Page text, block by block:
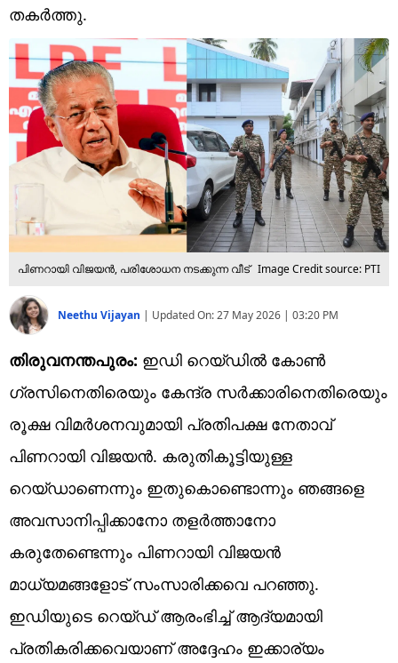
തകർത്തു.
പിണറായി വിജയൻ, പരിശോധന നടക്കുന്ന വീട് Image Credit source: PTI
Neethu Vijayan | Updated On:27 May 2026 | 03:20 PM
തിരുവനന്തപുരം: ഇഡി റെയ്ഡിൽ കോൺ​
ഗ്രസിനെതിരെയും കേന്ദ്ര സർക്കാരിനെതിരെയും
രൂക്ഷ വിമർശനവുമായി പ്രതിപക്ഷ നേതാവ്
പിണറായി വിജയൻ. കരുതികൂട്ടിയുള്ള
റെയ്ഡാണെന്നും ഇതുകൊണ്ടൊന്നും ഞങ്ങളെ
അവസാനിപ്പിക്കാനോ തളർത്താനോ
കരുതേണ്ടെന്നും പിണറായി വിജയൻ
മാധ്യമങ്ങളോട് സംസാരിക്കവെ പറഞ്ഞു.
ഇഡിയുടെ റെയ്ഡ് ആരംഭിച്ച് ആദ്യമായി
പ്രതികരിക്കവെയാണ് അദ്ദേഹം ഇക്കാര്യം